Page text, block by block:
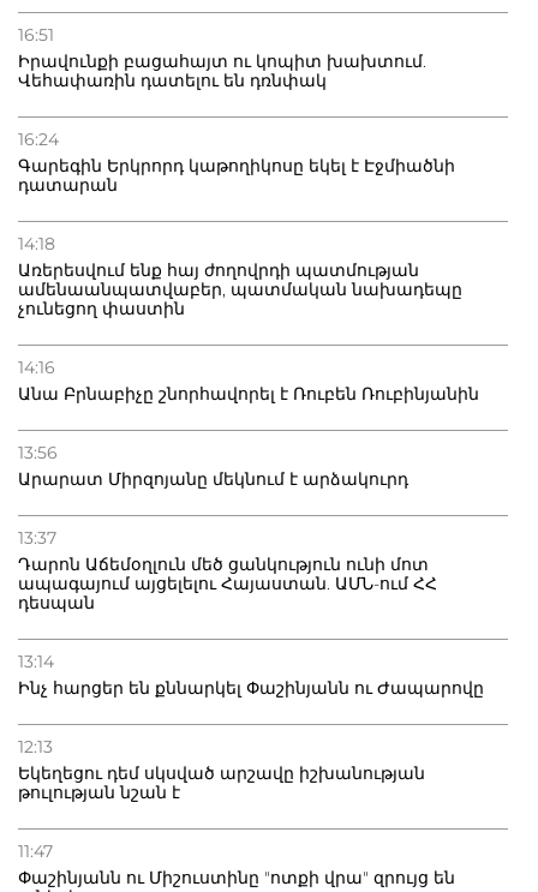
16:51
Իրավունքի բացահայտ ու կոպիտ խախտում.
Վեհափառին դատելու են դռնփակ
16:24
Գարեգին Երկրորդ կաթողիկոսը եկել է Էջմիածնի
դատարան
14:18
Առերեսվում ենք հայ ժողովրդի պատմության
ամենաանպատվաբեր, պատմական նախադեպը
չունեցող փաստին
14:16
Անա Բրնաբիչը շնորհավորել է Ռուբեն Ռուբինյանին
13:56
Արարատ Միրզոյանը մեկնում է արձակուրդ
13:37
Դարոն Աճեմօղլուն մեծ ցանկություն ունի մոտ
ապագայում այցելելու Հայաստան. ԱՄՆ-ում ՀՀ
դեսպան
13:14
Ինչ հարցեր են քննարկել Փաշինյանն ու Ժապարովը
12:13
Եկեղեցու դեմ սկսված արշավը իշխանության
թուլության նշան է
11:47
Փաշինյանն ու Միշուստինը "ոտքի վրա" զրույց են